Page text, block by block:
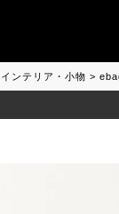
「
インテリア・小物